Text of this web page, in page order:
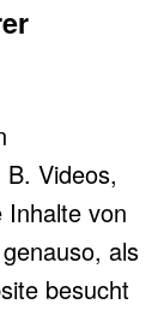
Videos,
Inhalte von
als
besucht